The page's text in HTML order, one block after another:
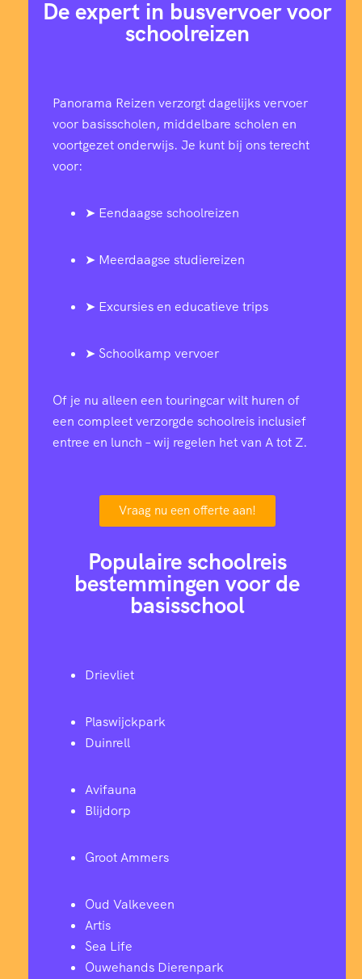
De expert in busvervoer voor
schoolreizen
Panorama Reizen verzorgt dagelijks vervoer
voor basisscholen, middelbare scholen en
voortgezet onderwijs. Je kunt bij ons terecht
voor:
➤ Eendaagse schoolreizen
➤ Meerdaagse studiereizen
➤ Excursies en educatieve trips
➤ Schoolkamp vervoer
Of je nu alleen een touringcar wilt huren of
een compleet verzorgde schoolreis inclusief
entree en lunch – wij regelen het van A tot Z.
Vraag nu een offerte aan!
Populaire schoolreis
bestemmingen voor de
basisschool
Drievliet
Plaswijckpark
Duinrell
Avifauna
Blijdorp
Groot Ammers
Oud Valkeveen
Artis
Sea Life
Ouwehands Dierenpark